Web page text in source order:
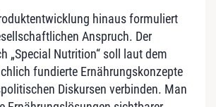
hinaus formuliert
Anspruch. Der
„Special Nutrition“ soll laut dem
fundierte Ernährungskonzepte
Diskursen verbinden. Man